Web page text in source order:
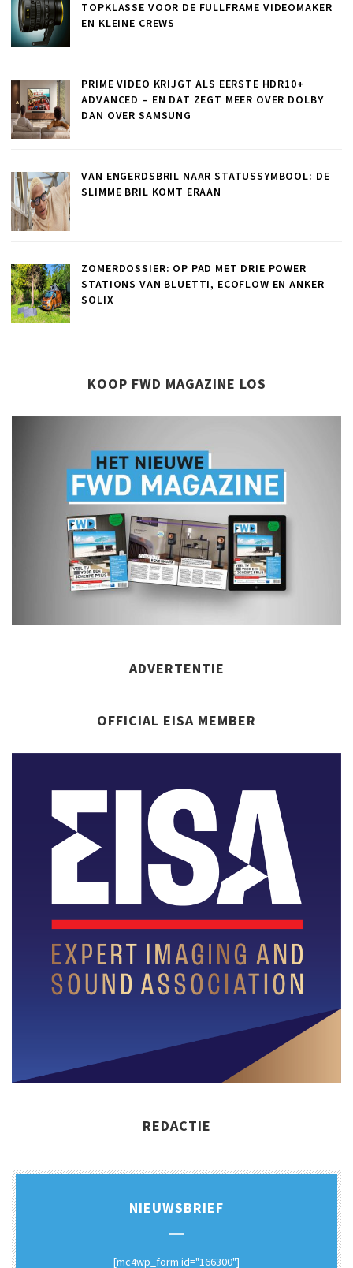
TOPKLASSE VOOR DE FULLFRAME VIDEOMAKER
EN KLEINE CREWS
PRIME VIDEO KRIJGT ALS EERSTE HDR10+
ADVANCED – EN DAT ZEGT MEER OVER DOLBY
DAN OVER SAMSUNG
VAN ENGERDSBRIL NAAR STATUSSYMBOOL: DE
SLIMME BRIL KOMT ERAAN
ZOMERDOSSIER: OP PAD MET DRIE POWER
STATIONS VAN BLUETTI, ECOFLOW EN ANKER
SOLIX
KOOP FWD MAGAZINE LOS
ADVERTENTIE
OFFICIAL EISA MEMBER
REDACTIE
NIEUWSBRIEF
[mc4wp_form id="166300"]